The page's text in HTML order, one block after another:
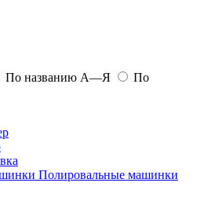
По названию А—Я
По
Полировальные машинки